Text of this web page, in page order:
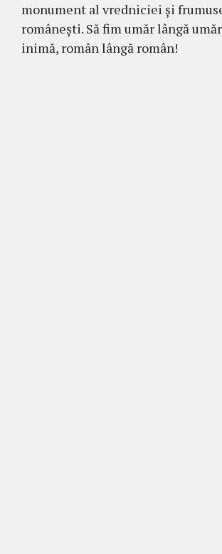
monument al vredniciei și
românești. Să fim umăr lângă
inimă, român lângă român!